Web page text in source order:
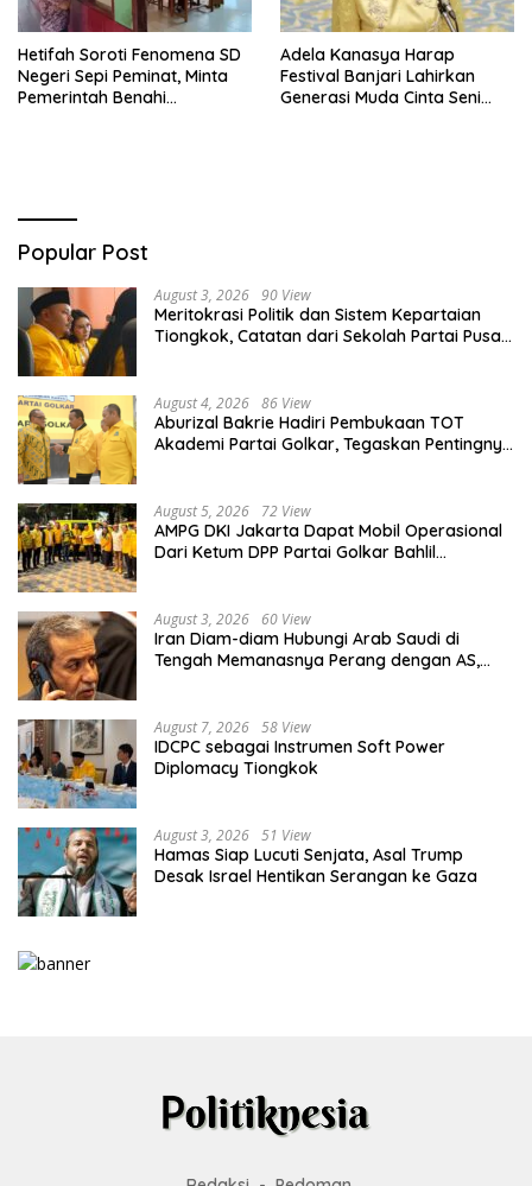
Hetifah Soroti Fenomena SD
Negeri Sepi Peminat, Minta
Pemerintah Benahi
Adela Kanasya Harap
Festival Banjari Lahirkan
Generasi Muda Cinta Seni
Popular Post
August 3, 2026 90 View
Meritokrasi Politik dan Sistem Kepartaian
Tiongkok, Catatan dari Sekolah Partai Pusat
August 4, 2026 86 View
Aburizal Bakrie Hadiri Pembukaan TOT
Akademi Partai Golkar, Tegaskan Pentingnya
August 5, 2026 72 View
AMPG DKI Jakarta Dapat Mobil Operasional
Dari Ketum DPP Partai Golkar Bahlil
August 3, 2026 60 View
Iran Diam-diam Hubungi Arab Saudi di
Tengah Memanasnya Perang dengan AS,
August 7, 2026 58 View
IDCPC sebagai Instrumen Soft Power
Diplomacy Tiongkok
August 3, 2026 51 View
Hamas Siap Lucuti Senjata, Asal Trump
Desak Israel Hentikan Serangan ke Gaza